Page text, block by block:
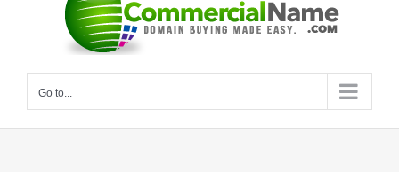
Go to...